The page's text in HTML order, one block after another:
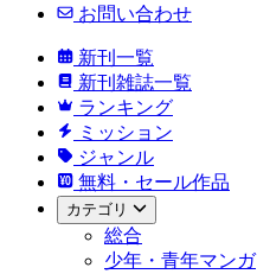
お問い合わせ
新刊一覧
新刊雑誌一覧
ランキング
ミッション
ジャンル
無料・セール作品
カテゴリ
総合
少年・青年マンガ